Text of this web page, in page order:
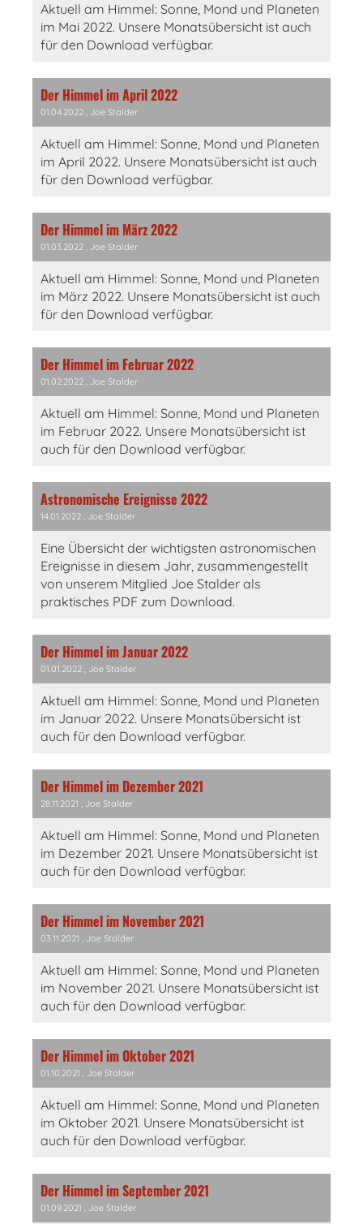
Aktuell am Himmel: Sonne, Mond und Planeten
im Mai 2022. Unsere Monatsübersicht ist auch
für den Download verfügbar.
Der Himmel im April 2022
01.04.2022 , Joe Stalder
Aktuell am Himmel: Sonne, Mond und Planeten
im April 2022. Unsere Monatsübersicht ist auch
für den Download verfügbar.
Der Himmel im März 2022
01.03.2022 , Joe Stalder
Aktuell am Himmel: Sonne, Mond und Planeten
im März 2022. Unsere Monatsübersicht ist auch
für den Download verfügbar.
Der Himmel im Februar 2022
01.02.2022 , Joe Stalder
Aktuell am Himmel: Sonne, Mond und Planeten
im Februar 2022. Unsere Monatsübersicht ist
auch für den Download verfügbar.
Astronomische Ereignisse 2022
14.01.2022 , Joe Stalder
Eine Übersicht der wichtigsten astronomischen
Ereignisse in diesem Jahr, zusammengestellt
von unserem Mitglied Joe Stalder als
praktisches PDF zum Download.
Der Himmel im Januar 2022
01.01.2022 , Joe Stalder
Aktuell am Himmel: Sonne, Mond und Planeten
im Januar 2022. Unsere Monatsübersicht ist
auch für den Download verfügbar.
Der Himmel im Dezember 2021
28.11.2021 , Joe Stalder
Aktuell am Himmel: Sonne, Mond und Planeten
im Dezember 2021. Unsere Monatsübersicht ist
auch für den Download verfügbar.
Der Himmel im November 2021
03.11.2021 , Joe Stalder
Aktuell am Himmel: Sonne, Mond und Planeten
im November 2021. Unsere Monatsübersicht ist
auch für den Download verfügbar.
Der Himmel im Oktober 2021
01.10.2021 , Joe Stalder
Aktuell am Himmel: Sonne, Mond und Planeten
im Oktober 2021. Unsere Monatsübersicht ist
auch für den Download verfügbar.
Der Himmel im September 2021
01.09.2021 , Joe Stalder